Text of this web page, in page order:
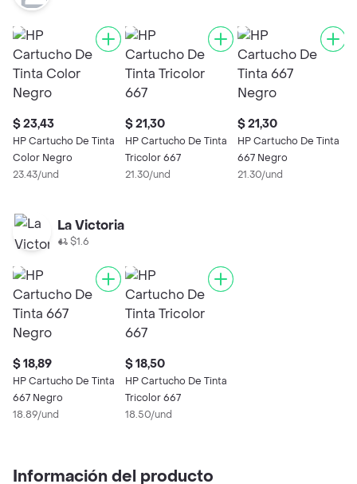
$ 23,43
HP Cartucho De Tinta
Color Negro
23.43/und
$ 21,30
HP Cartucho De Tinta
Tricolor 667
21.30/und
$ 21,30
HP Cartucho De Tinta
667 Negro
21.30/und
La Victoria
$1.6
$ 18,89
HP Cartucho De Tinta
667 Negro
18.89/und
$ 18,50
HP Cartucho De Tinta
Tricolor 667
18.50/und
Información del producto